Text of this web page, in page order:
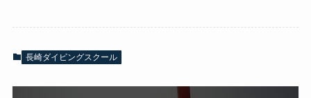
長崎ダイビングスクール